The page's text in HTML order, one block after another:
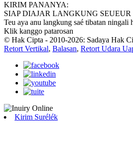
KIRIM PANANYA:
SIAP DIAJAR LANGKUNG SEUEUR
Teu aya anu langkung saé tibatan ningali
Klik kanggo patarosan
© Hak Cipta - 2010-2026: Sadaya Hak
Retort Vertikal, Balasan, Retort Udara
Kirim Surélék